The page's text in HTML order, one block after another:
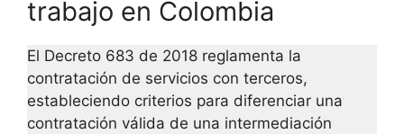
trabajo en Colombia
El Decreto 683 de 2018 reglamenta la
contratación de servicios con terceros,
estableciendo criterios para diferenciar una
contratación válida de una intermediación